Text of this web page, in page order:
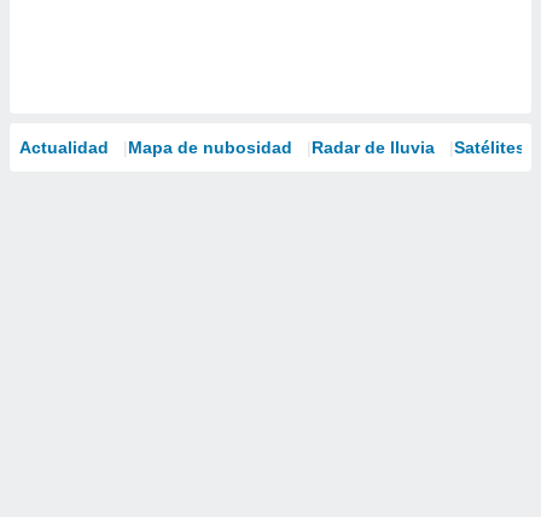
Actualidad Mapa de nubosidad Radar de lluvia Satélites